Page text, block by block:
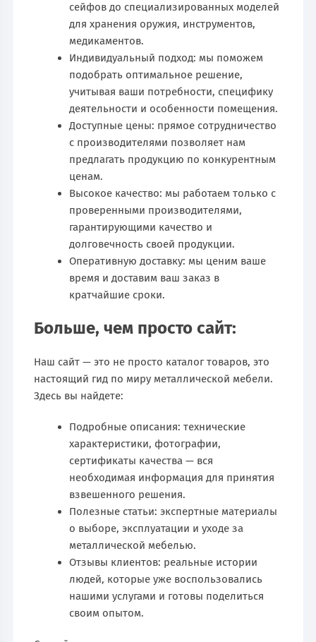
сейфов до специализированных моделей
для хранения оружия, инструментов,
медикаментов.
Индивидуальный подход: мы поможем
подобрать оптимальное решение,
учитывая ваши потребности, специфику
деятельности и особенности помещения.
Доступные цены: прямое сотрудничество
с производителями позволяет нам
предлагать продукцию по конкурентным
ценам.
Высокое качество: мы работаем только с
проверенными производителями,
гарантирующими качество и
долговечность своей продукции.
Оперативную доставку: мы ценим ваше
время и доставим ваш заказ в
кратчайшие сроки.
Больше, чем просто сайт:
Наш сайт — это не просто каталог товаров, это
настоящий гид по миру металлической мебели.
Здесь вы найдете:
Подробные описания: технические
характеристики, фотографии,
сертификаты качества — вся
необходимая информация для принятия
взвешенного решения.
Полезные статьи: экспертные материалы
о выборе, эксплуатации и уходе за
металлической мебелью.
Отзывы клиентов: реальные истории
людей, которые уже воспользовались
нашими услугами и готовы поделиться
своим опытом.